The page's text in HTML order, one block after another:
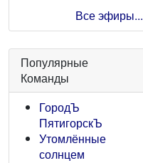
Все эфиры...
Популярные
Команды
ГородЪ
ПятигорскЪ
Утомлённые
солнцем